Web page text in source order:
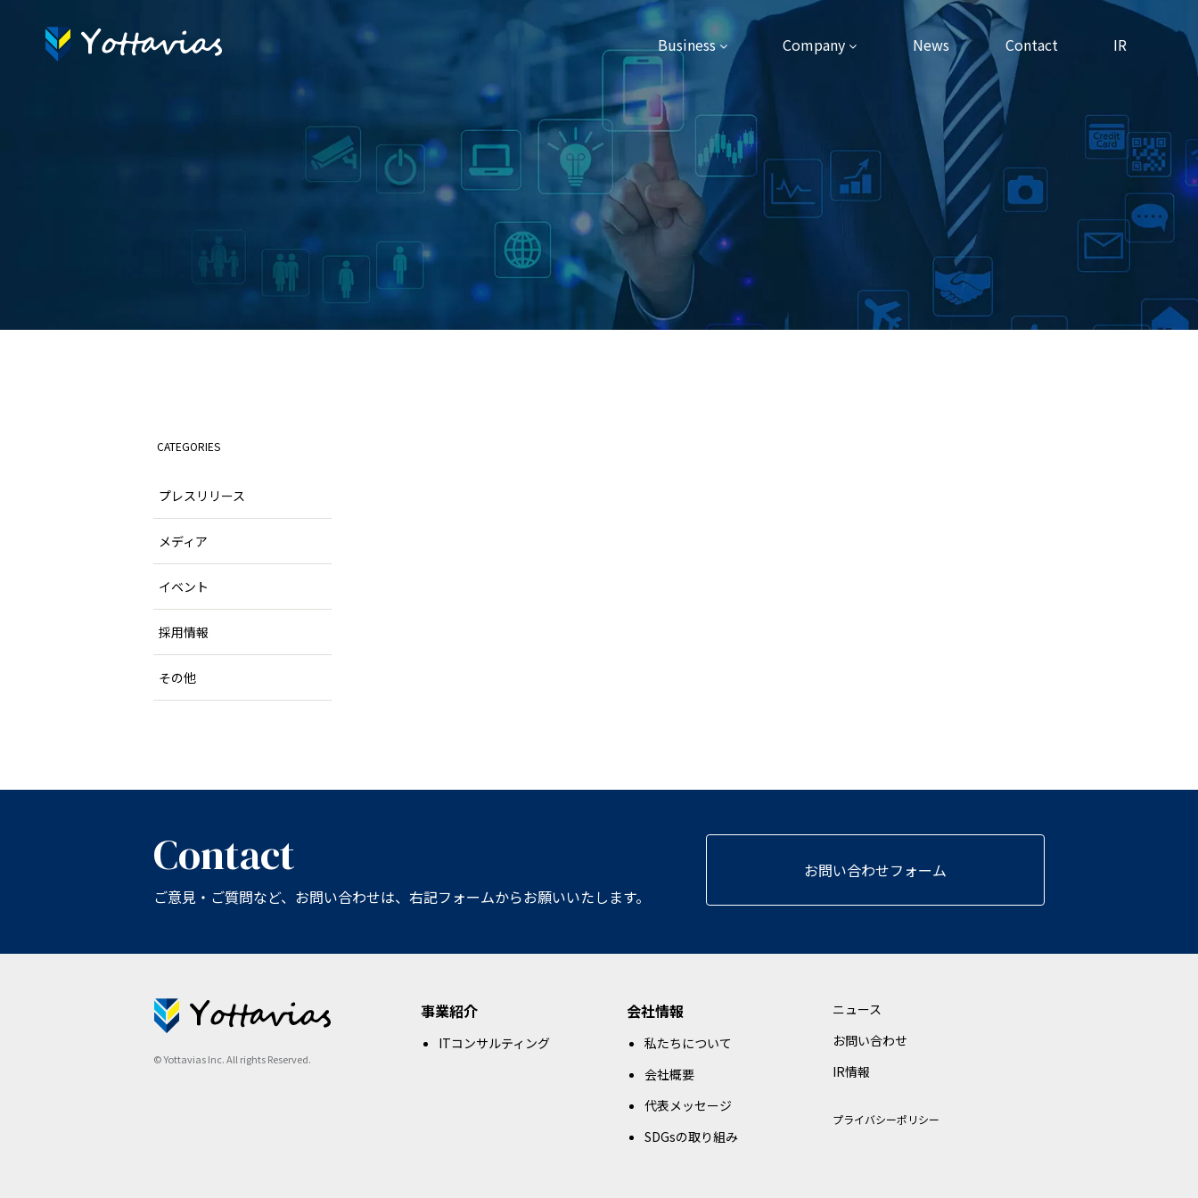
Business Company News Contact IR
CATEGORIES
プレスリリース
メディア
イベント
採用情報
その他
Contact
ご意見・ご質問など、お問い合わせは、 右記フォームからお願いいたします。
お問い合わせフォーム
© Yottavias Inc. All rights Reserved.
事業紹介
ITコンサルティング
会社情報
私たちについて
会社概要
代表メッセージ
SDGsの取り組み
ニュース
お問い合わせ
IR情報
プライバシーポリシー